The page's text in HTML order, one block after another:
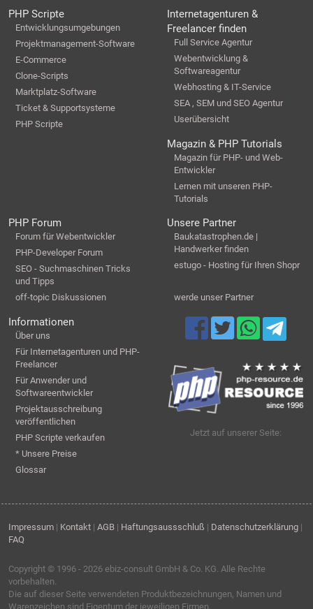
PHP Scripte
Entwicklungsumgebungen
Projektmanagement-Software
E-Commerce
Clone-Scripts
Marktplatz-Software
Ticket & Supportsysteme
PHP Scripte
Internetagenturen &
Freelancer finden
Full Service Agentur
Webentwicklung &
Softwareagentur
Webhosting & IT-Service
SEA , SEM und SEO Agentur
Userübersicht
Magazin & PHP Tutorials
Magazin für PHP- und Web-
Entwickler
Lernen mit unseren PHP-
Tutorials
PHP Forum
Forum für Webentwickler
PHP-Developer Forum
SEO - Suchmaschinen Tricks
und Tipps
off-topic Diskussionen
Unsere Partner
Baukatastrophen.de |
Handwerker finden
estugo - Hosting für Ihren Shopr
werde unser Partner
Informationen
Über uns
Für Internetagenturen und PHP-
Freelancer
Für Anwender und
Softwareentwickler
Projektausschreibung
veröffentlichen
PHP Scripte verkaufen
* Unsere Preise
Glossar
Jetzt auf unserer Seite:
Impressum | Kontakt | AGB | Haftungsaussschluß | Datenschutzerklärung |
FAQ
Copyright © 1996 - 2026 ebiz-consult GmbH & Co. KG. Alle Rechte
vorbehalten.
Die auf dieser Seite verwendeten Produktbezeichnungen, Namen und
Warenzeichen sind Eigentum der jeweiligen Firmen.